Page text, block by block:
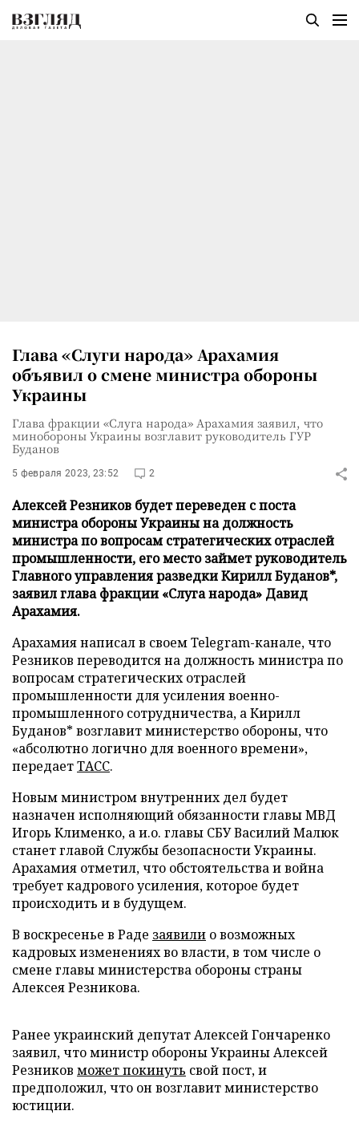
Глава «Слуги народа» Арахамия
объявил о смене министра обороны
Украины
Глава фракции «Слуга народа» Арахамия заявил, что
минобороны Украины возглавит руководитель ГУР
Буданов
5 февраля 2023, 23:52 2
Алексей Резников будет переведен с поста
министра обороны Украины на должность
министра по вопросам стратегических отраслей
промышленности, его место займет руководитель
Главного управления разведки Кирилл Буданов*,
заявил глава фракции «Слуга народа» Давид
Арахамия.
Арахамия написал в своем Telegram-канале, что
Резников переводится на должность министра по
вопросам стратегических отраслей
промышленности для усиления военно-
промышленного сотрудничества, а Кирилл
Буданов* возглавит министерство обороны, что
«абсолютно логично для военного времени»,
передаетТАСС.
Новым министром внутренних дел будет
назначен исполняющий обязанности главы МВД
Игорь Клименко, а и.о. главы СБУ Василий Малюк
станет главой Службы безопасности Украины.
Арахамия отметил, что обстоятельства и война
требует кадрового усиления, которое будет
происходить и в будущем.
В воскресенье в Раде заявили о возможных
кадровых изменениях во власти, в том числе о
смене главы министерства обороны страны
Алексея Резникова.
Ранее украинский депутат Алексей Гончаренко
заявил, что министр обороны Украины Алексей
Резников может покинуть свой пост, и
предположил, что он возглавит министерство
юстиции.